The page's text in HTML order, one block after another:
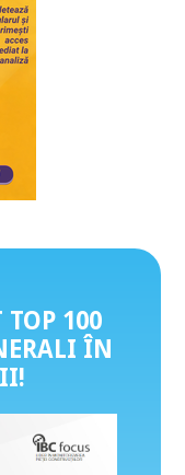
TOP 100
ÎN
!